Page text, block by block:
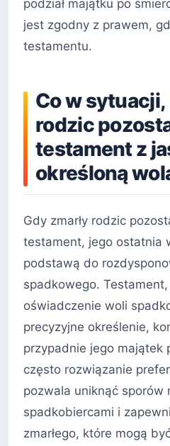
podział majątku po
jest zgodny z prawem,
testamentu.
Co w sytuacji,
rodzic
testament z
określoną
Gdy zmarły rodzic
testament, jego ostatnia
podstawą do
spadkowego.
oświadczenie woli
precyzyjne określenie,
przypadnie jego majątek
często rozwiązanie
pozwala uniknąć sporów
spadkobiercami i
zmarłego, które mogą